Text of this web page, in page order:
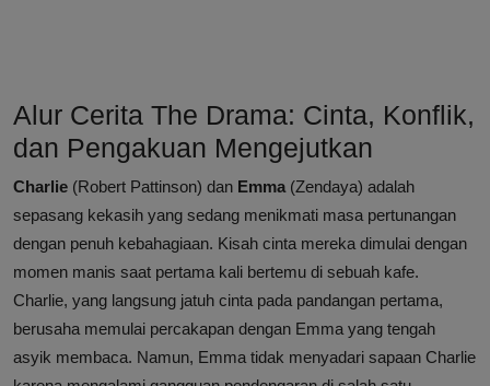
Alur Cerita The Drama: Cinta, Konflik,
dan Pengakuan Mengejutkan
Charlie (Robert Pattinson) dan Emma (Zendaya) adalah
sepasang kekasih yang sedang menikmati masa pertunangan
dengan penuh kebahagiaan. Kisah cinta mereka dimulai dengan
momen manis saat pertama kali bertemu di sebuah kafe.
Charlie, yang langsung jatuh cinta pada pandangan pertama,
berusaha memulai percakapan dengan Emma yang tengah
asyik membaca. Namun, Emma tidak menyadari sapaan Charlie